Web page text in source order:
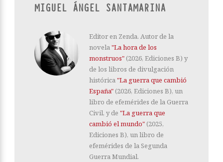
MIGUEL ÁNGEL SANTAMARINA
Editor en Zenda. Autor de la
novela"La hora de los
monstruos" (2026, Ediciones B) y
de los libros de divulgación
histórica"La guerra que cambió
España" (2026, Ediciones B), un
libro de efemérides de la Guerra
Civil, y de "La guerra que
cambió el mundo" (2025,
Ediciones B), un libro de
efemérides de la Segunda
Guerra Mundial.